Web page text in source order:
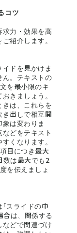
コツ
力・効果を高
紹介します。
ドを見かけま
。テキストの
を最小限のキ
きましょう。
は、これらを
出しで相互関
は変わりま
どをテキスト
くなります。
目につき最大
数は最大でも2
を伝えましょ
スライドの中
合は、関係する
どで関連づけ